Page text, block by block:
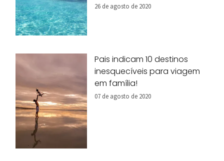
26 de agosto de 2020
Pais indicam 10 destinos
inesquecíveis para viagem
em família!
07 de agosto de 2020